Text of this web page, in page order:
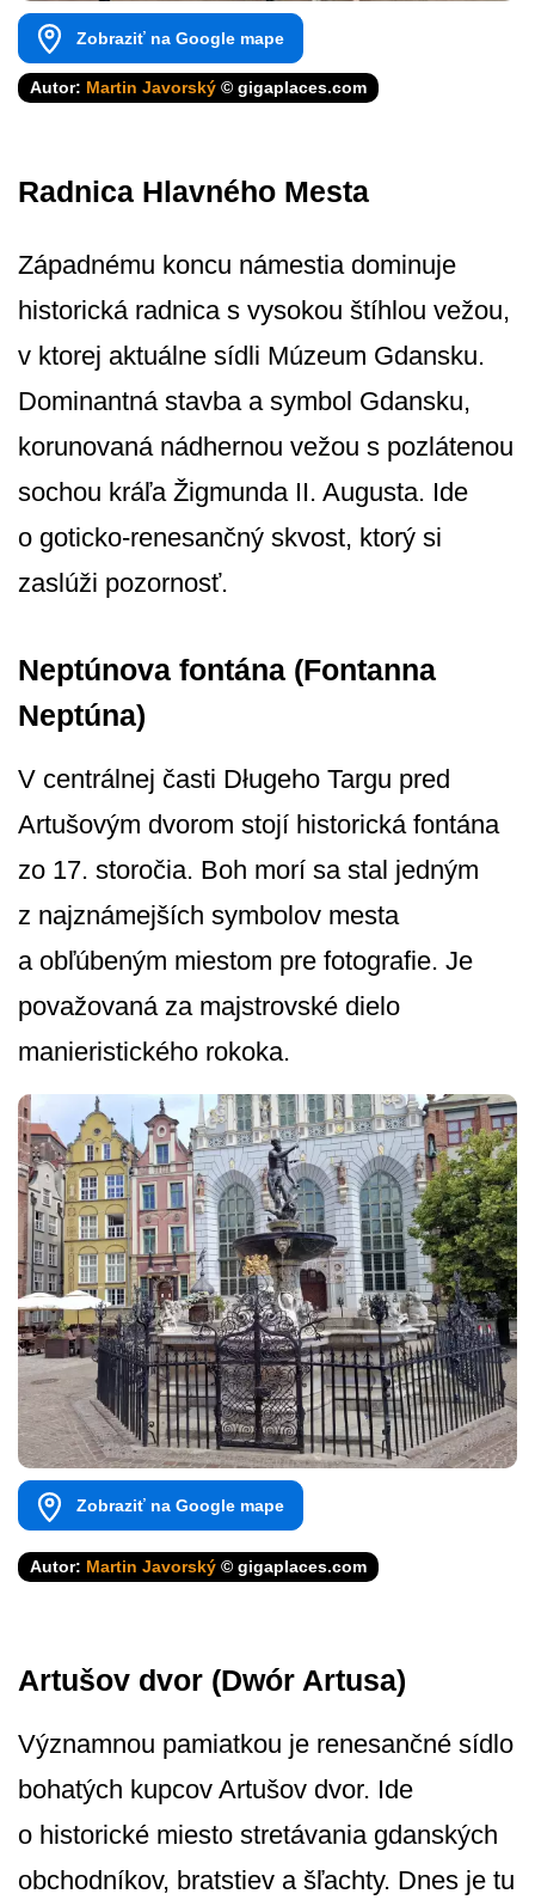
Zobraziť na Google mape
Autor: Martin Javorský © gigaplaces.com
Radnica Hlavného Mesta
Západnému koncu námestia dominuje
historická radnica s vysokou štíhlou vežou,
v ktorej aktuálne sídli Múzeum Gdansku.
Dominantná stavba a symbol Gdansku,
korunovaná nádhernou vežou s pozlátenou
sochou kráľa Žigmunda II. Augusta. Ide
o goticko-renesančný skvost, ktorý si
zaslúži pozornosť.
Neptúnova fontána (Fontanna
Neptúna)
V centrálnej časti Długeho Targu pred
Artušovým dvorom stojí historická fontána
zo 17. storočia. Boh morí sa stal jedným
z najznámejších symbolov mesta
a obľúbeným miestom pre fotografie. Je
považovaná za majstrovské dielo
manieristického rokoka.
Zobraziť na Google mape
Autor: Martin Javorský © gigaplaces.com
Artušov dvor (Dwór Artusa)
Významnou pamiatkou je renesančné sídlo
bohatých kupcov Artušov dvor. Ide
o historické miesto stretávania gdanských
obchodníkov, bratstiev a šľachty. Dnes je tu